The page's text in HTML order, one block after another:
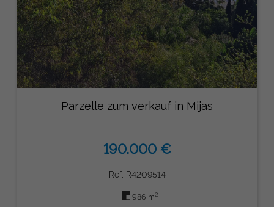
Parzelle zum verkauf in Mijas
190.000 €
Ref: R4209514
986 m2